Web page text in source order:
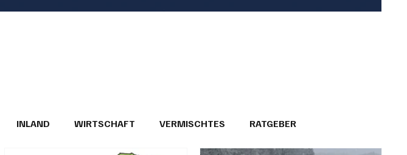
INLAND WIRTSCHAFT VERMISCHTES RATGEBER